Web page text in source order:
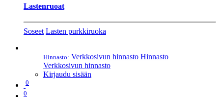
Lastenruoat
Soseet Lasten purkkiruoka
Hinnasto: Verkkosivun hinnasto Hinnasto
Verkkosivun hinnasto
Kirjaudu sisään
0
0